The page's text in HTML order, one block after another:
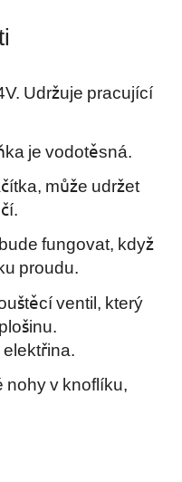
Udržuje pracující
je vodotěsná.
může udržet
fungovat, když
proudu.
ventil, který
nohy v knoflíku,